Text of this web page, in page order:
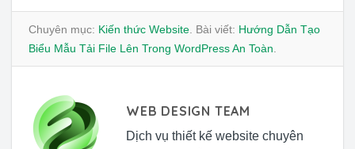
Chuyên mục: Kiến thức Website . Bài viết: Hướng Dẫn Tạo
Biểu Mẫu Tải File Lên Trong WordPress An Toàn
WEB DESIGN TEAM
Dịch vụ thiết kế website chuyên